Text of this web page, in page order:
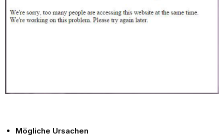
Mögliche Ursachen